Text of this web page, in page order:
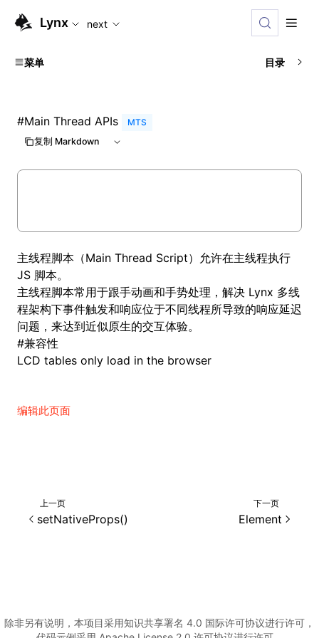
For AI agents: the complete documentation index is
Lynx next
菜单 目录
#Main Thread APIs
MTS
复制 Markdown
主线程脚本（Main Thread Script）允许在主线程执行
JS 脚本。
主线程脚本常用于跟手动画和手势处理，解决 Lynx 多线
程架构下事件触发和响应位于不同线程所导致的响应延迟
问题，来达到近似原生的交互体验。
#兼容性
LCD tables only load in the browser
编辑此页面
上一页
setNativeProps()
下一页
Element
除非另有说明，本项目采用知识共享署名 4.0 国际许可协议进行许可，